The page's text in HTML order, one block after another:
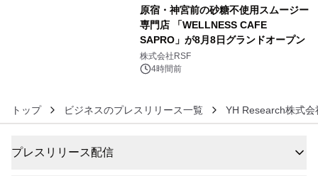
原宿・神宮前の砂糖不使用スムージー
専門店 「WELLNESS CAFE
SAPRO」が8月8日グランドオープン
株式会社RSF
4時間前
トップ ビジネスのプレスリリース一覧 YH Research株式会
プレスリリース配信